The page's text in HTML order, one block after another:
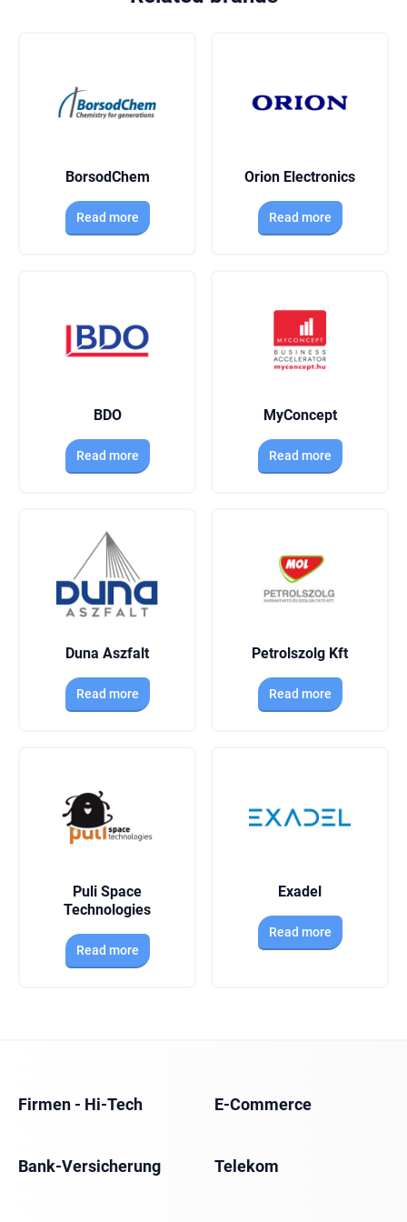
BorsodChem
Read more
Orion Electronics
Read more
BDO
Read more
MyConcept
Read more
Duna Aszfalt
Read more
Petrolszolg Kft
Read more
Puli Space
Technologies
Read more
Exadel
Read more
Firmen - Hi-Tech E-Commerce
Bank-Versicherung Telekom